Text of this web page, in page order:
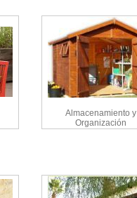
Almacenamiento y
Organización